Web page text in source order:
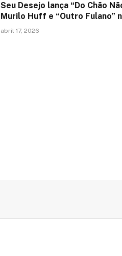
Seu Desejo lança “Do Chão
Murilo Huff e “Outro Fulano”
abril 17, 2026